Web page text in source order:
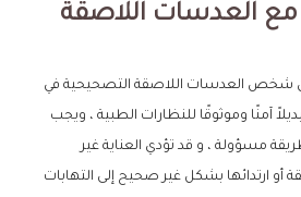
العدسات اللاصقة
يقرب من 45 مليون شخص العدسات اللاصقة التصحيحية في
آمنًا وموثوقًا للنظارات الطبية ، ويجب
مسؤولة ، و قد تؤدي العناية غير
أو ارتدائها بشكل غير صحيح إلى التهابات